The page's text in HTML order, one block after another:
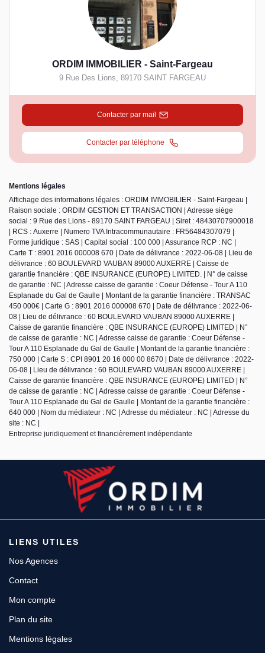
ORDIM IMMOBILIER - Saint-Fargeau
9 Rue Des Lions 89170 SAINT FARGEAU
Contacter par mail
Contacter par téléphone
Mentions légales
Affichage des informations légales : ORDIM IMMOBILIER - Saint-Fargeau |
Raison sociale : ORDIM GESTION ET TRANSACTION | Adresse siège
social : 9 Rue des Lions - 89170 SAINT FARGEAU | Siret : 48430707900018
| RCS : Auxerre | Numero TVA Intracommunautaire : FR56484307079 |
Forme juridique : SAS | Capital social : 100 000 | Assurance RCP : NC |
Carte T : 8901 2016 000008 670 | Date de délivrance : 2022-06-08 | Lieu de
délivrance : 60 BOULEVARD VAUBAN 89000 AUXERRE | Caisse de
garantie financière : QBE INSURANCE (EUROPE) LIMITED. | N° de caisse
de garantie : NC | Adresse caisse de garantie : Coeur Défense - Tour A 110
Esplanade du Gal de Gaulle | Montant de la garantie financière : TRANSAC
450 000€ | Carte G : 8901 2016 000008 670 | Date de délivrance : 2022-06-
08 | Lieu de délivrance : 60 BOULEVARD VAUBAN 89000 AUXERRE |
Caisse de garantie financière : QBE INSURANCE (EUROPE) LIMITED | N°
de caisse de garantie : NC | Adresse caisse de garantie : Coeur Défense -
Tour A 110 Esplanade du Gal de Gaulle | Montant de la garantie financière :
750 000 | Carte S : CPI 8901 20 16 000 00 8670 | Date de délivrance : 2022-
06-08 | Lieu de délivrance : 60 BOULEVARD VAUBAN 89000 AUXERRE |
Caisse de garantie financière : QBE INSURANCE (EUROPE) LIMITED | N°
de caisse de garantie : NC | Adresse caisse de garantie : Coeur Défense -
Tour A 110 Esplanade du Gal de Gaulle | Montant de la garantie financière :
640 000 | Nom du médiateur : NC | Adresse du médiateur : NC | Adresse du
site : NC |
Entreprise juridiquement et financièrement indépendante
LIENS UTILES
Nos Agences
Contact
Mon compte
Plan du site
Mentions légales